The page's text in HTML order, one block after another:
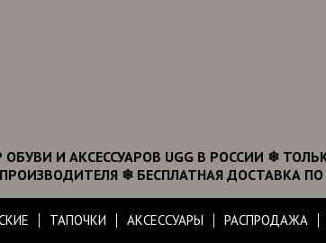
И АКСЕССУАРОВ UGG В РОССИИ ❄
❄ БЕСПЛАТНАЯ ДОСТАВКА
ТАПОЧКИ АКСЕССУАРЫ РАСПРОДАЖА